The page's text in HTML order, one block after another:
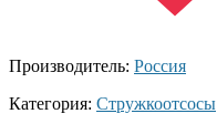
Производитель: Россия
Категория: Стружкоотсосы